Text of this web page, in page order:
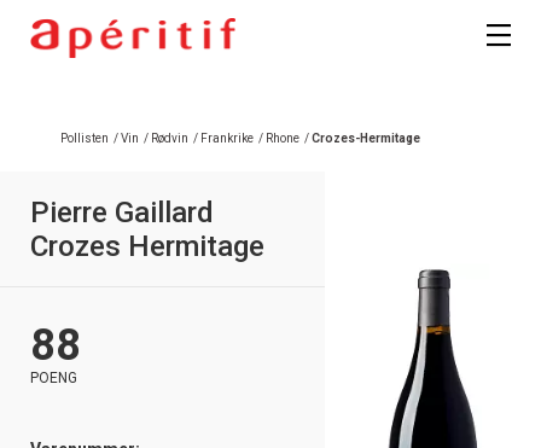
Pollisten /Vin / Rødvin / Frankrike / Rhone /Crozes-Hermitage
Pierre Gaillard
Crozes Hermitage
88
POENG